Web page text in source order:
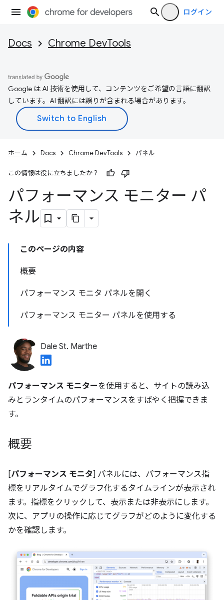
ログイン
Docs Chrome DevTools
Google は AI 技術を使用して、コンテンツをご希望の言語に翻訳
しています。AI 翻訳には誤りが含まれる場合があります。
ホーム Docs Chrome DevTools パネル
この情報は役に立ちましたか？
パフォーマンス モニター パ
ネル
このページの内容
概要
パフォーマンス モニタ パネルを開く
パフォーマンス モニター パネルを使用する
Dale St. Marthe
パフォーマンス モニターを使用すると、サイトの読み込
みとランタイムのパフォーマンスをすばやく把握できま
す。
概要
[パフォーマンス モニタ] パネルには、パフォーマンス指
標をリアルタイムでグラフ化するタイムラインが表示され
ます。指標をクリックして、表示または非表示にします。
次に、アプリの操作に応じてグラフがどのように変化する
かを確認します。